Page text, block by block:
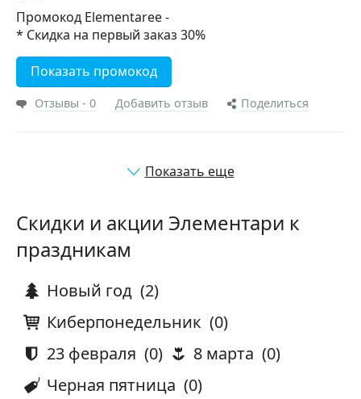
Промокод Elementaree -
* Скидка на первый заказ 30%
Показать промокод
Отзывы - 0 Добавить отзыв Поделиться
Показать еще
Скидки и акции Элементари к
праздникам
Новый год (2)
Киберпонедельник (0)
23 февраля (0) 8 марта (0)
Черная пятница (0)